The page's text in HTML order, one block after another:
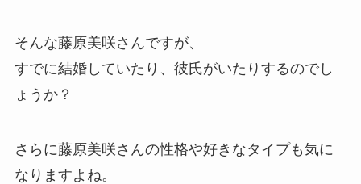
そんな藤原美咲さんですが、
すでに結婚していたり、彼氏がいたりするのでし
ょうか？
さらに藤原美咲さんの性格や好きなタイプも気に
なりますよね。